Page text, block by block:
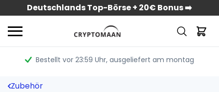
Deutschlands Top-Börse + 20€ Bonus ➡️
Bestellt vor 23:59 Uhr, ausgeliefert am montag
Zubehör